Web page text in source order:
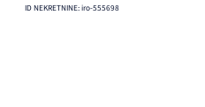
ID NEKRETNINE: iro-555698